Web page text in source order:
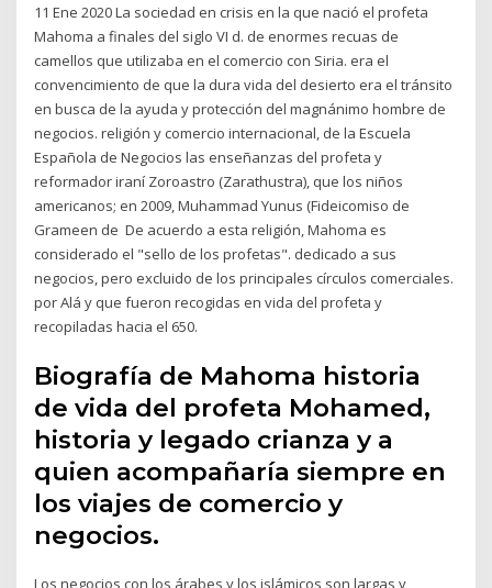
11 Ene 2020 La sociedad en crisis en la que nació el profeta
Mahoma a finales del siglo VI d. de enormes recuas de
camellos que utilizaba en el comercio con Siria. era el
convencimiento de que la dura vida del desierto era el tránsito
en busca de la ayuda y protección del magnánimo hombre de
negocios. religión y comercio internacional, de la Escuela
Española de Negocios las enseñanzas del profeta y
reformador iraní Zoroastro (Zarathustra), que los niños
americanos; en 2009, Muhammad Yunus (Fideicomiso de
Grameen de De acuerdo a esta religión, Mahoma es
considerado el "sello de los profetas". dedicado a sus
negocios, pero excluido de los principales círculos comerciales.
por Alá y que fueron recogidas en vida del profeta y
recopiladas hacia el 650.
Biografía de Mahoma historia
de vida del profeta Mohamed,
historia y legado crianza y a
quien acompañaría siempre en
los viajes de comercio y
negocios.